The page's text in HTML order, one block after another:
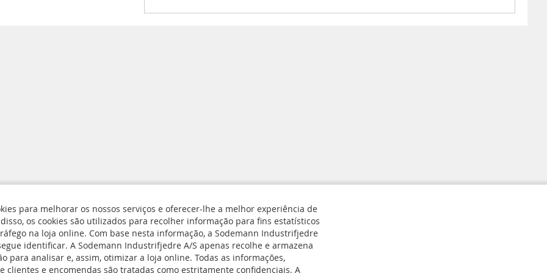
e Cookies
devolução
Subscreva
a
nossa
para melhorar os nossos serviços e oferecer-lhe a melhor experiência de
os cookies são utilizados para recolher informação para fins estatísticos
na loja online. Com base nesta informação, a Sodemann Industrifjedre
identificar. A Sodemann Industrifjedre A/S apenas recolhe e armazena
para analisar e, assim, otimizar a loja online. Todas as informações,
clientes e encomendas são tratadas como estritamente confidenciais. A